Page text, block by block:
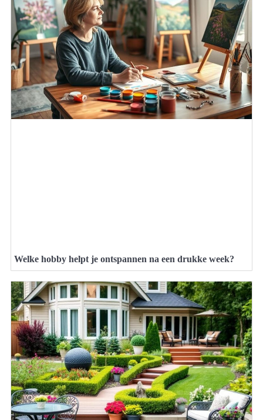
Welke hobby helpt je ontspannen na een drukke week?